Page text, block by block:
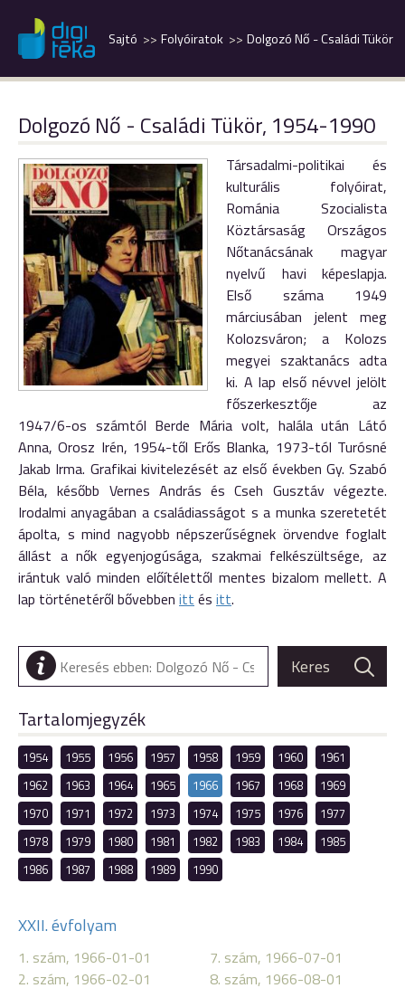
Dolgozó Nő - Családi Tükör
Folyóiratok
Sajtó
Dolgozó Nő - Családi Tükör, 1954-1990
Társadalmi-politikai és
kulturális folyóirat,
Románia Szocialista
Köztársaság Országos
Nőtanácsának magyar
nyelvű havi képeslapja.
Első száma 1949
márciusában jelent meg
Kolozsváron; a Kolozs
megyei szaktanács adta
ki. A lap első névvel jelölt
főszerkesztője az
1947/6-os számtól Berde Mária volt, halála után Látó
Anna, Orosz Irén, 1954-től Erős Blanka, 1973-tól Turósné
Jakab Irma. Grafikai kivitelezését az első években Gy. Szabó
Béla, később Vernes András és Cseh Gusztáv végezte.
Irodalmi anyagában a családiasságot s a munka szeretetét
ápolta, s mind nagyobb népszerűségnek örvendve foglalt
állást a nők egyenjogúsága, szakmai felkészültsége, az
irántuk való minden előítélettől mentes bizalom mellett. A
lap történetéről bővebben itt és itt.
Tartalomjegyzék
1954 1955 1956 1957 1958 1959 1960
1961
1962
1963 1964 1965 1966 1967 1968
1969
1970
1971 1972 1973 1974 1975 1976
1977
1978
1979 1980 1981 1982 1983 1984
1985
1986
1987 1988 1989 1990
XXII. évfolyam
1. szám, 1966-01-01
2. szám, 1966-02-01
7. szám, 1966-07-01
8. szám, 1966-08-01